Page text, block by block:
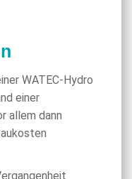
WATEC-Hydro
einer
allem dann